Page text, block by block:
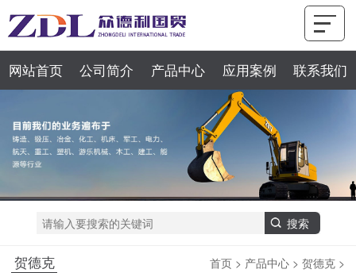
网站首页 公司简介 产品中心 应用案例 联系我们
贺德克 首页 > 产品中心 > 贺德克 >